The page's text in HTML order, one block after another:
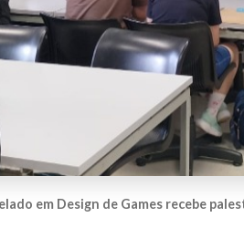
em Design de Games recebe